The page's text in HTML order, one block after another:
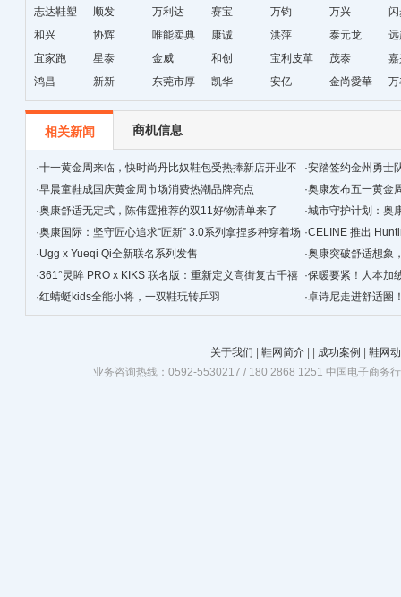
十字绣鞋
垫厂
志达鞋塑
顺发 万利达 赛宝 万钧 万兴
和兴
协辉 唯能卖典 康诚 洪萍 泰元龙
宜家跑
星泰 金威 和创 宝利皮革 茂泰
鸿昌
新新
东莞市厚
街天逸皮
革
凯华 安亿 金尚愛華
相关新闻 商机信息
·十一黄金周来临，快时尚丹比奴鞋包受热捧新店开业不
断
·安踏签约金州勇士
·早晨童鞋成国庆黄金周市场消费热潮品牌亮点 ·奥康发布五一黄金
·奥康舒适无定式，陈伟霆推荐的双11好物清单来了 ·城市守护计划：奥
·奥康国际：坚守匠心追求“匠新” 3.0系列拿捏多种穿着场
景
·CELINE 推出
·Ugg x Yueqi Qi全新联名系列发售 ·奥康突破舒适想象
·361°灵眸 PRO x KIKS 联名版：重新定义高街复古千禧
跑鞋
·保暖要紧！人本加
·红蜻蜓kids全能小将，一双鞋玩转乒羽 ·卓诗尼走进舒适圈
关于我们 鞋网简介 成功案例
鞋网
业务咨询热线：0592-5530217 / 180 2868 1251 中国电子商务